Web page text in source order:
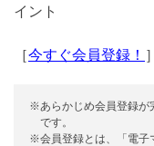
イント
［今すぐ会員登録！ ］
※あらかじめ会員登録が
です。
※会員登録とは、「電子